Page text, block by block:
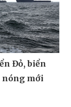
Đỏ, biển
nóng mới